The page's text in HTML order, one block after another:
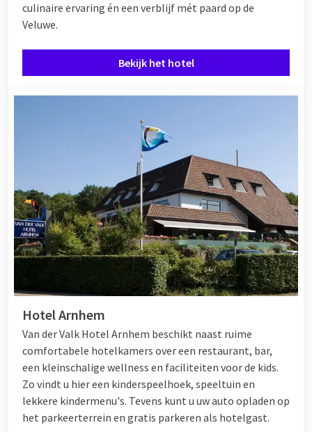
culinaire ervaring én een verblijf mét paard op de
Veluwe.
Bekijk het hotel
Hotel Arnhem
Van der Valk Hotel Arnhem beschikt naast ruime
comfortabele hotelkamers over een restaurant, bar,
een kleinschalige wellness en faciliteiten voor de kids.
Zo vindt u hier een kinderspeelhoek, speeltuin en
lekkere kindermenu's. Tevens kunt u uw auto opladen op
het parkeerterrein en gratis parkeren als hotelgast.